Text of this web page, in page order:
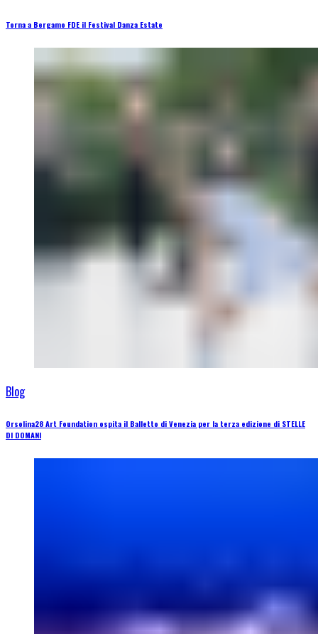
Torna a Bergamo FDE il Festival Danza Estate
Blog
Orsolina28 Art Foundation ospita il Balletto di Venezia per la terza edizione di STELLE
DI DOMANI